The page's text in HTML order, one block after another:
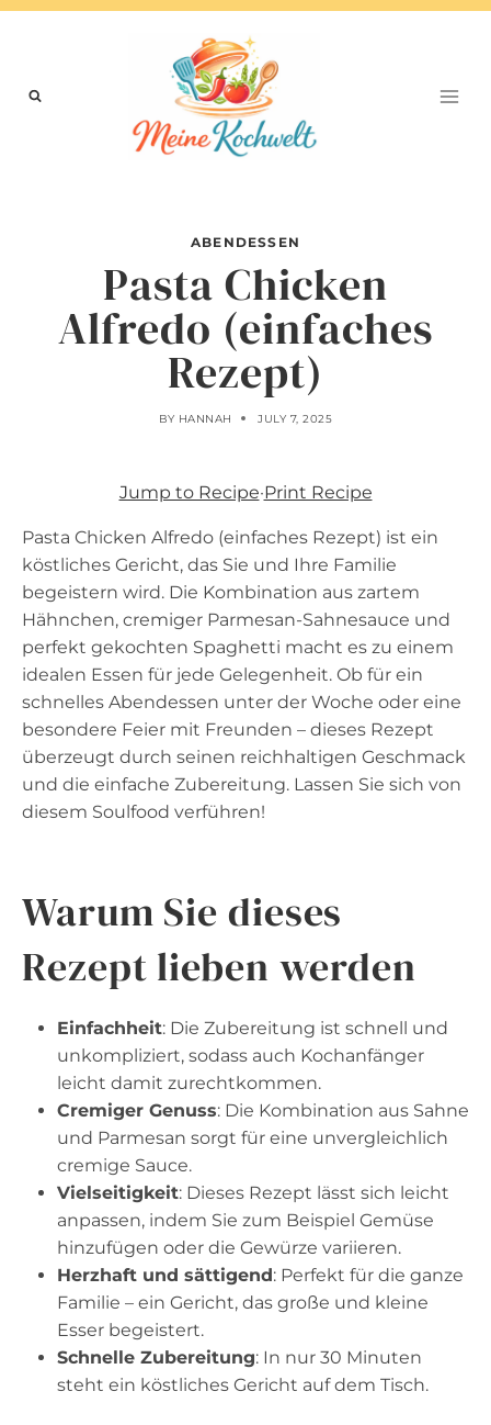
Skip
ABENDESSEN
Pasta Chicken
Alfredo (einfaches
Rezept)
BY HANNAH JULY 7, 2025
Jump to Recipe·Print Recipe
Pasta Chicken Alfredo (einfaches Rezept) ist ein
köstliches Gericht, das Sie und Ihre Familie
begeistern wird. Die Kombination aus zartem
Hähnchen, cremiger Parmesan-Sahnesauce und
perfekt gekochten Spaghetti macht es zu einem
idealen Essen für jede Gelegenheit. Ob für ein
schnelles Abendessen unter der Woche oder eine
besondere Feier mit Freunden – dieses Rezept
überzeugt durch seinen reichhaltigen Geschmack
und die einfache Zubereitung. Lassen Sie sich von
diesem Soulfood verführen!
Warum Sie dieses
Rezept lieben werden
Einfachheit: Die Zubereitung ist schnell und
unkompliziert, sodass auch Kochanfänger
leicht damit zurechtkommen.
Cremiger Genuss: Die Kombination aus Sahne
und Parmesan sorgt für eine unvergleichlich
cremige Sauce.
Vielseitigkeit: Dieses Rezept lässt sich leicht
anpassen, indem Sie zum Beispiel Gemüse
hinzufügen oder die Gewürze variieren.
Herzhaft und sättigend: Perfekt für die ganze
Familie – ein Gericht, das große und kleine
Esser begeistert.
Schnelle Zubereitung: In nur 30 Minuten
steht ein köstliches Gericht auf dem Tisch.